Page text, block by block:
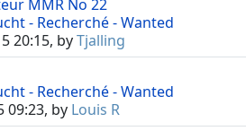
MMR No 22
- Recherché - Wanted
20:15, byTjalling
- Recherché - Wanted
09:23, by Louis R